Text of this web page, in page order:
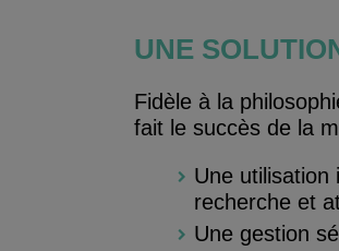
UNE
Fidèle à la
fait le succès de la
Une utilisation
recherche et
Une gestion